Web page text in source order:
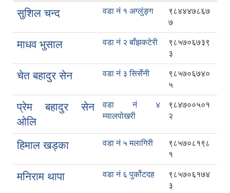
सुशिल चन्द वडा नं १ अग्लुंङ्ग
९८४४४७८६७
७
माधव भुसाल वडा नं २ बाँझकटेरी
९८५७०६७३९
३
चेत बहादुर सेन वडा नं ३ सिर्सेनी
९८५७०६७४०
५
प्रेम बहादुर सेन
ओलि
वडा नं ४
म्यालपोखरी
९८४७००५०१
२
हिमाल खड्का वडा नं ५ मलागिरी
९८५७०८१९८
१
मनिराम थापा वडा नं ६ पुर्कोटदह
९८५७०६१७४
३